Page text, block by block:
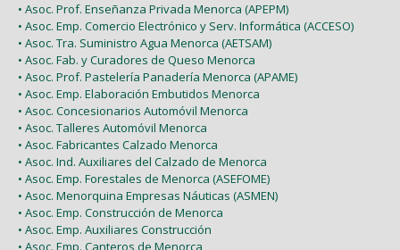
• Asoc. Prof. Enseñanza Privada Menorca (APEPM)
• Asoc. Emp. Comercio Electrónico y Serv. Informática (ACCESO)
• Asoc. Tra. Suministro Agua Menorca (AETSAM)
• Asoc. Fab. y Curadores de Queso Menorca
• Asoc. Prof. Pastelería Panadería Menorca (APAME)
• Asoc. Emp. Elaboración Embutidos Menorca
• Asoc. Concesionarios Automóvil Menorca
• Asoc. Talleres Automóvil Menorca
• Asoc. Fabricantes Calzado Menorca
• Asoc. Ind. Auxiliares del Calzado de Menorca
• Asoc. Emp. Forestales de Menorca (ASEFOME)
• Asoc. Menorquina Empresas Náuticas (ASMEN)
• Asoc. Emp. Construcción de Menorca
• Asoc. Emp. Auxiliares Construcción